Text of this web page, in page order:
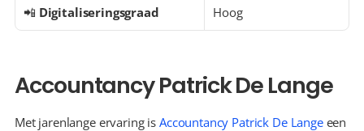
📲 Digitaliseringsgraad Hoog
Accountancy Patrick De Lange
Met jarenlange ervaring is Accountancy Patrick De Lange een